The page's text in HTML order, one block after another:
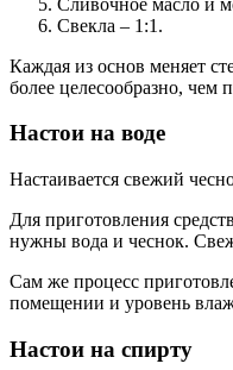
Свекла – 1:1.
Каждая из основ меняет
более целесообразно, чем
Настои на воде
Настаивается свежий
Для приготовления
нужны вода и чеснок.
Сам же процесс
помещении и уровень
Настои на спирту